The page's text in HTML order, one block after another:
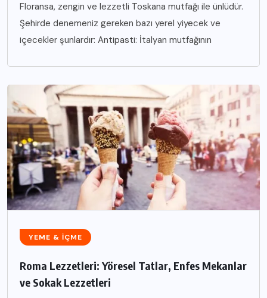
Floransa, zengin ve lezzetli Toskana mutfağı ile ünlüdür.
Şehirde denemeniz gereken bazı yerel yiyecek ve
içecekler şunlardır: Antipasti: İtalyan mutfağının
YEME & İÇME
Roma Lezzetleri: Yöresel Tatlar, Enfes Mekanlar
ve Sokak Lezzetleri